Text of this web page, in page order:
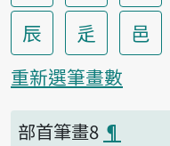
辰
辵 邑
重新選筆畫數
部首筆畫8 ¶